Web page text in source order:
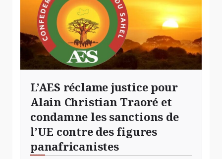
L’AES réclame justice pour
Alain Christian Traoré et
condamne les sanctions de
l’UE contre des figures
panafricanistes